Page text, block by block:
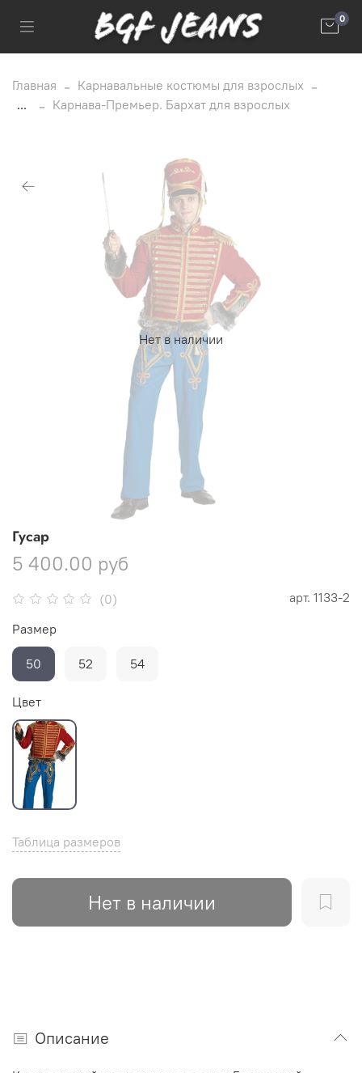
0
Главная
Карнавальные костюмы для взрослых
...
Карнава-Премьер. Бархат для взрослых
Нет в наличии
(0) арт. 1133-2
Гусар
5 400.00 руб
Таблица размеров
Нет в наличии
Размер
50 52 54
Цвет
Описание